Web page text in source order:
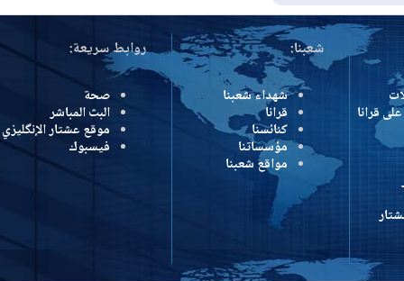
شعبنا:
شهداء شعبنا
قرانا
كنائسنا
مؤسساتنا
مواقع شعبنا
روابط سريعة:
صحة
البث المباشر
موقع عشتار الإنگليزي
فيسبوك